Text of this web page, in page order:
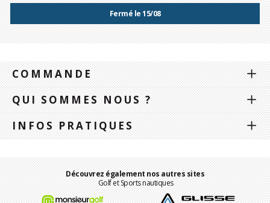
Fermé le 15/08
COMMANDE
QUI SOMMES NOUS ?
INFOS PRATIQUES
Découvrez également nos autres sites
Golf et Sports nautiques